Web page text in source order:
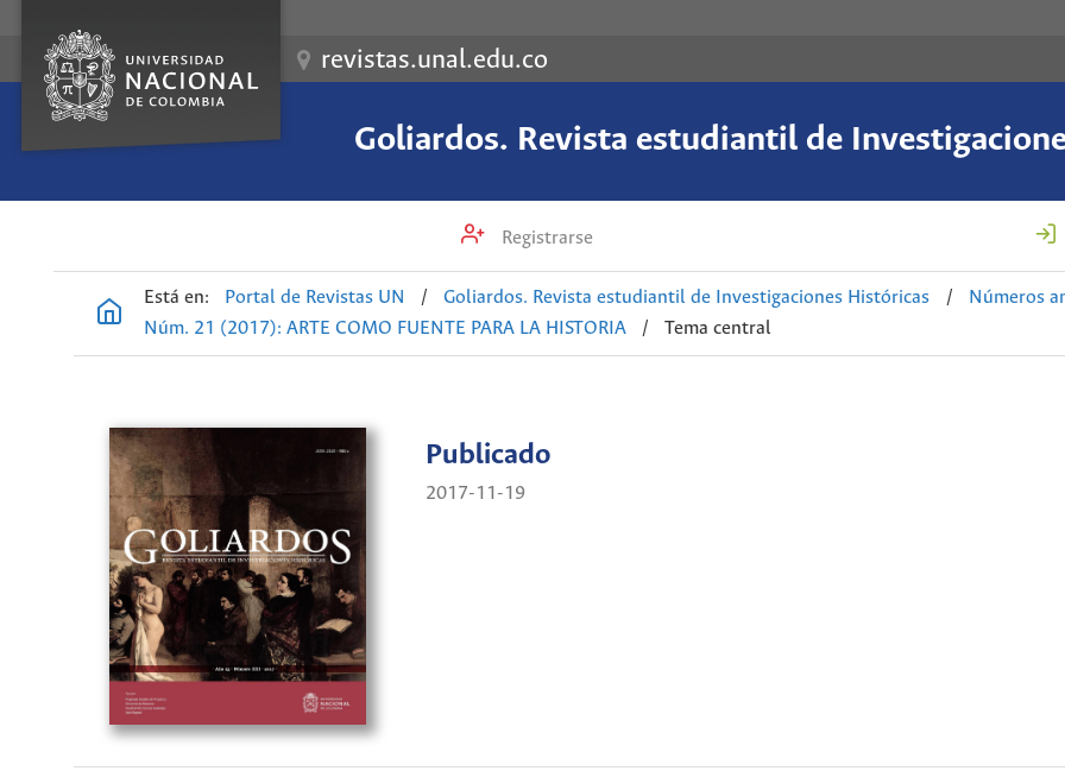
revistas.unal.edu.co
Goliardos. Revista estudiantil de
Registrarse
Está en: Portal de Revistas UN / Goliardos. Revista estudiantil de Investigaciones Históricas / Números
Núm. 21 (2017): ARTE COMO FUENTE PARA LA HISTORIA
/ Tema central
Publicado
2017-11-19